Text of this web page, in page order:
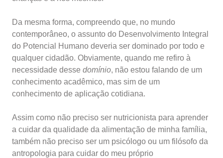
Da mesma forma, compreendo que, no mundo
contemporâneo, o assunto do Desenvolvimento Integral
do Potencial Humano deveria ser dominado por todo e
qualquer cidadão. Obviamente, quando me refiro à
necessidade desse domínio, não estou falando de um
conhecimento acadêmico, mas sim de um
conhecimento de aplicação cotidiana.
Assim como não preciso ser nutricionista para aprender
a cuidar da qualidade da alimentação de minha família,
também não preciso ser um psicólogo ou um filósofo da
antropologia para cuidar do meu próprio